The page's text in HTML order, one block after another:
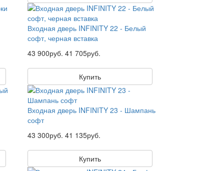
Входная дверь INFINITY 22 - Белый
софт, черная вставка
43 900руб. 41 705руб.
Купить
Входная дверь INFINITY 23 - Шампань
софт
43 300руб. 41 135руб.
Купить